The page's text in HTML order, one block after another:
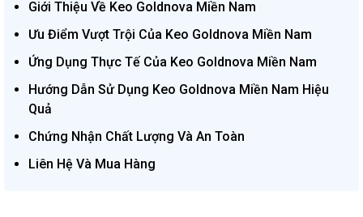
Giới Thiệu Về Keo Goldnova Miền Nam
Ưu Điểm Vượt Trội Của Keo Goldnova Miền Nam
Ứng Dụng Thực Tế Của Keo Goldnova Miền Nam
Hướng Dẫn Sử Dụng Keo Goldnova Miền Nam Hiệu
Quả
Chứng Nhận Chất Lượng Và An Toàn
Liên Hệ Và Mua Hàng